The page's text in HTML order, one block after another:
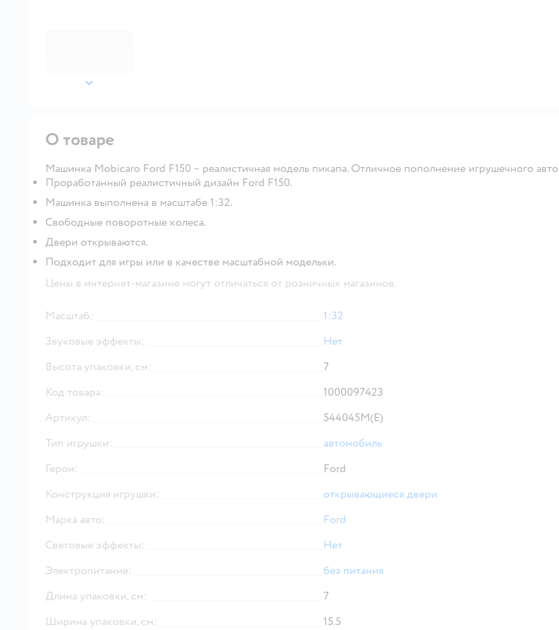
далее
О товаре
Машинка Mobicaro Ford F150 – реалистичная модель пикапа. Отличное пополнение игрушечного
Проработанный реалистичный дизайн Ford F150.
Машинка выполнена в масштабе 1:32.
Свободные поворотные колеса.
Двери открываются.
Подходит для игры или в качестве масштабной модельки.
Цены в интернет-магазине могут отличаться от розничных магазинов.
Масштаб:
1:32
Звуковые эффекты:
Нет
Высота упаковки, см:
7
Код товара:
1000097423
Артикул:
544045M(E)
Тип игрушки:
автомобиль
Герои:
Ford
Конструкция игрушки:
открывающиеся двери
Марка авто:
Ford
Световые эффекты:
Нет
Электропитание:
без питания
Длина упаковки, см:
7
Ширина упаковки, см:
15.5